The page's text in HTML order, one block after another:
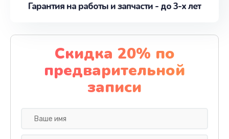
Гарантия на работы и запчасти - до 3-х лет
Скидка 20% по
предварительной
записи